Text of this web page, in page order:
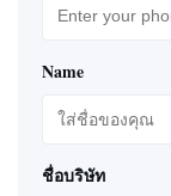
Name
ชื่อบริษัท